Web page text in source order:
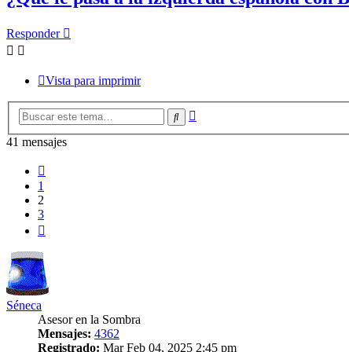
Responder
Vista para imprimir
Buscar
41 mensajes
1
2
3
Séneca
Asesor en la Sombra
Mensajes: 4362
Registrado: Mar Feb 04, 2025 2:45 pm